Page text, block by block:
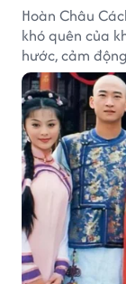
Hoàn Châu
khó quên của
hước, cảm